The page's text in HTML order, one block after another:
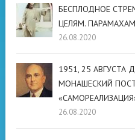
БЕСПЛОДНОЕ
ЦЕЛЯМ.
26.08.2020
1951, 25
МОНАШЕСКИЙ
26.08.2020